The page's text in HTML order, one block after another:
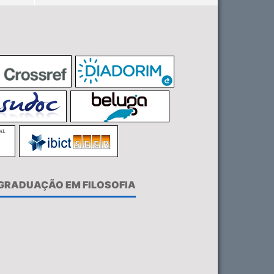
EM FILOSOFIA